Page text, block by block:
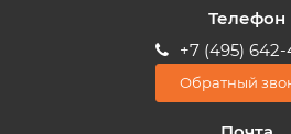
Телефон
+7 (495)
Обратный